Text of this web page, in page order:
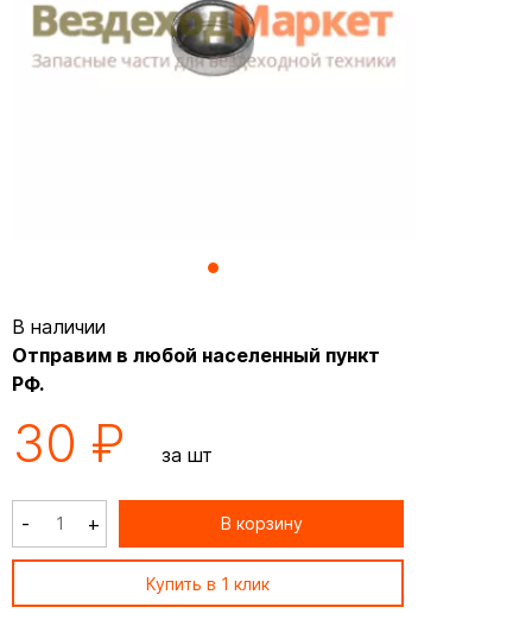
В наличии
Отправим в любой населенный пункт
РФ.
30 ₽ за шт
- + В корзину
Купить в 1 клик